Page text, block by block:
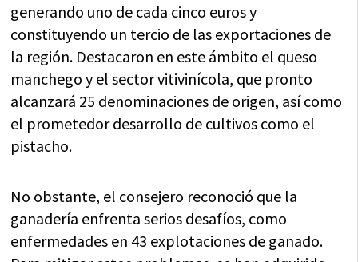
generando uno de cada cinco euros y
constituyendo un tercio de las exportaciones de
la región. Destacaron en este ámbito el queso
manchego y el sector vitivinícola, que pronto
alcanzará 25 denominaciones de origen, así como
el prometedor desarrollo de cultivos como el
pistacho.
No obstante, el consejero reconoció que la
ganadería enfrenta serios desafíos, como
enfermedades en 43 explotaciones de ganado.